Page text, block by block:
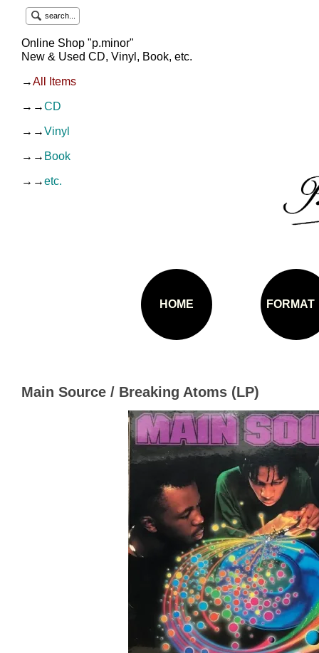
search...
Online Shop "p.minor"
New & Used CD, Vinyl, Book, etc.
→All Items
→→CD
→→Vinyl
→→ Book
→→etc.
HOME FORMAT
Main Source / Breaking Atoms (LP)